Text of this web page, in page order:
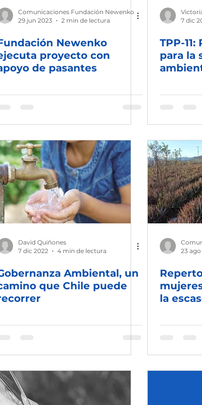
Comunicaciones Fundación Newenko
29 jun 2023
2 min de lectura
Newenko
proyecto con
de pasantes
7 dic
TPP-
para la
David Quiñones
7 dic 2022
4 min de lectura
Ambiental, un
que Chile puede
23
la